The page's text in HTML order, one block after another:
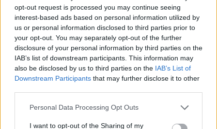
opt-out request is processed you may continue seeing
interest-based ads based on personal information utilized by
us or personal information disclosed to third parties prior to
your opt-out. You may separately opt-out of the further
disclosure of your personal information by third parties on the
IAB’s list of downstream participants. This information may
also be disclosed by us to third parties on the IAB’s List of
Downstream Participants that may further disclose it to other
Personal Data Processing Opt Outs
I want to opt-out of the Sharing of my
ηλεκτροδότηση μετά τα χτυπήματα της Κυριακής,
για τα οποία η Μόσχα και το Κίεβο αντάλλαξαν
κατηγορίες.
«Υπάρχει ηλεκτρικό ρεύμα, παρά το σαμποτάζ και
τις επιθέσεις», δήλωσε στα μέσα κοινωνικής
δικτύωσης ο Kirill Stremousov, ο διορισμένος από τη
Πλησιάζουν στην Χερσώνα οι Ουκρανοί